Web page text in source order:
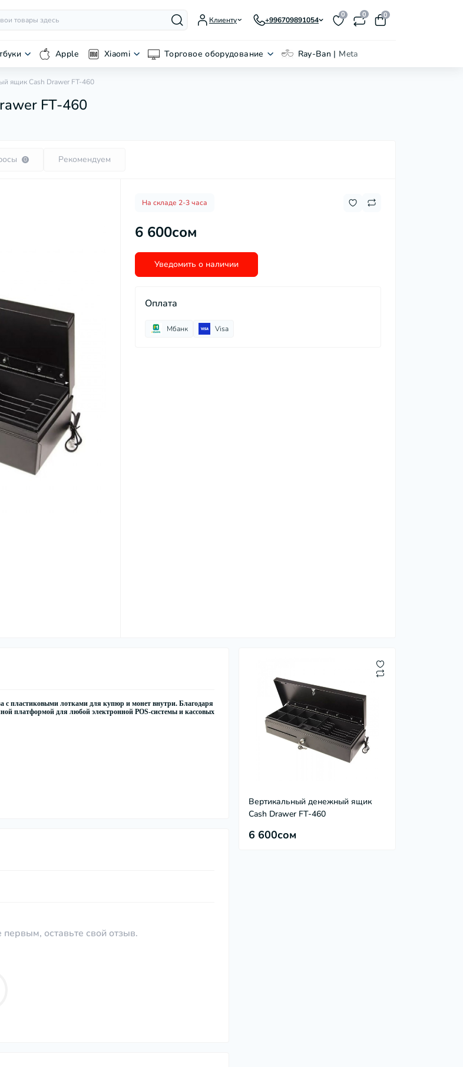
Клиенту +996709891054
0 0 0
Apple Xiaomi Торговое оборудование Ray-Ban | Meta
ящик Cash Drawer FT-460
FT-460
0 Рекомендуем
На складе 2-3 часа
6 600сом
Уведомить о наличии
Оплата
Мбанк Visa
Вертикальный денежный ящик
Cash Drawer FT-460
6 600сом
с пластиковыми лотками для купюр и монет внутри. Благодаря
платформой для любой электронной POS-системы и кассовых
оставьте свой отзыв.